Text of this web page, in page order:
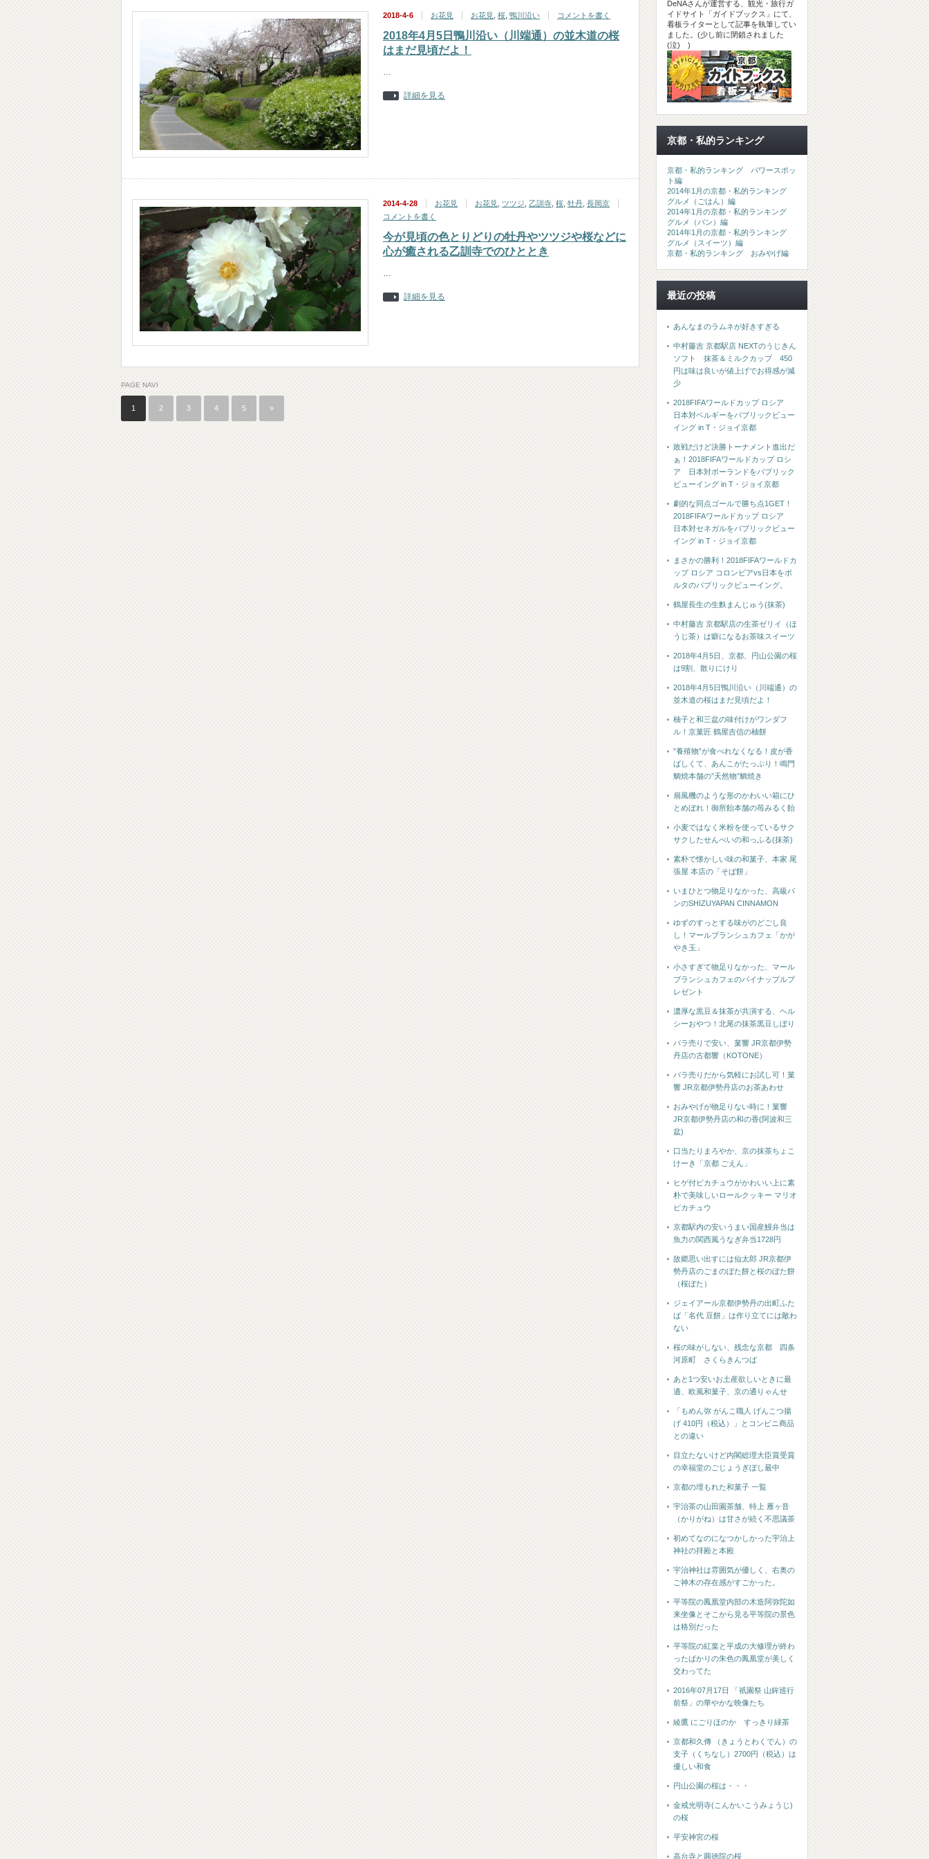
2018-4-6 お花見 お花見 桜 鴨川沿い コメントを書く
2018年4月5日鴨川沿い（川端通）の並木道の桜
はまだ見頃だよ！
…
詳細を見る
2014-4-28 お花見 お花見 ツツジ 乙訓寺 桜 牡丹 長岡京
コメントを書く
今が見頃の色とりどりの牡丹やツツジや桜などに
心が癒される乙訓寺でのひととき
…
詳細を見る
PAGE NAVI
1 2 3 4 5 »
DeNAさんが運営する、観光・旅行ガ
イドサイト「ガイドブックス」にて、
看板ライターとして記事を執筆してい
ました。(少し前に閉鎖されました
(泣) )
京都・私的ランキング
京都・私的ランキング パワースポッ
ト編
2014年1月の京都・私的ランキング
グルメ（ごはん）編
2014年1月の京都・私的ランキング
グルメ（パン）編
2014年1月の京都・私的ランキング
グルメ（スイーツ）編
京都・私的ランキング おみやげ編
最近の投稿
あんなまのラムネが好きすぎる
中村藤吉 京都駅店 NEXTのうじきん
ソフト 抹茶＆ミルクカップ 450
円は味は良いが値上げでお得感が減
少
2018FIFAワールドカップ ロシア
日本対ベルギーをパブリックビュー
イング in T・ジョイ京都
敗戦だけど決勝トーナメント進出だ
ぁ！2018FIFAワールドカップ ロシ
ア 日本対ポーランドをパブリック
ビューイング in T・ジョイ京都
劇的な同点ゴールで勝ち点1GET！
2018FIFAワールドカップ ロシア
日本対セネガルをパブリックビュー
イング in T・ジョイ京都
まさかの勝利！2018FIFAワールドカ
ップ ロシア コロンビアvs日本をポ
ルタのパブリックビューイング。
鶴屋長生の生麩まんじゅう(抹茶)
中村藤吉 京都駅店の生茶ゼリイ（ほ
うじ茶）は癖になるお茶味スイーツ
2018年4月5日、京都、円山公園の桜
は9割、散りにけり
2018年4月5日鴨川沿い（川端通）の
並木道の桜はまだ見頃だよ！
柚子と和三盆の味付けがワンダフ
ル！京菓匠 鶴屋吉信の柚餅
”養殖物”が食べれなくなる！皮が香
ばしくて、あんこがたっぷり！鳴門
鯛焼本舗の”天然物”鯛焼き
扇風機のような形のかわいい箱にひ
とめぼれ！御所飴本舗の苺みるく飴
小麦ではなく米粉を使っているサク
サクしたせんべいの和っふる(抹茶)
素朴で懐かしい味の和菓子、本家 尾
張屋 本店の「そば餅」
いまひとつ物足りなかった、高級パ
ンのSHIZUYAPAN CINNAMON
ゆずのすっとする味がのどごし良
し！マールブランシュカフェ「かが
やき玉」
小さすぎて物足りなかった、マール
ブランシュカフェのパイナップルプ
レゼント
濃厚な黒豆＆抹茶が共演する、ヘル
シーおやつ！北尾の抹茶黒豆しぼり
バラ売りで安い、菓響 JR京都伊勢
丹店の古都響（KOTONE）
バラ売りだから気軽にお試し可！菓
響 JR京都伊勢丹店のお茶あわせ
おみやげが物足りない時に！菓響
JR京都伊勢丹店の和の香(阿波和三
盆)
口当たりまろやか、京の抹茶ちょこ
けーき「京都 ごえん」
ヒゲ付ピカチュウがかわいい上に素
朴で美味しいロールクッキー マリオ
ピカチュウ
京都駅内の安いうまい国産鰻弁当は
魚力の関西風うなぎ弁当1728円
故郷思い出すには仙太郎 JR京都伊
勢丹店のごまのぼた餅と桜のぼた餅
（桜ぼた）
ジェイアール京都伊勢丹の出町ふた
ば「名代 豆餅」は作り立てには敵わ
ない
桜の味がしない、残念な京都 四条
河原町 さくらきんつば
あと1つ安いお土産欲しいときに最
適、欧風和菓子、京の通りゃんせ
「もめん弥 がんこ職人 げんこつ揚
げ 410円（税込）」とコンビニ商品
との違い
目立たないけど内閣総理大臣賞受賞
の幸福堂のごじょうぎぼし最中
京都の埋もれた和菓子 一覧
宇治茶の山田園茶舗、特上 雁ヶ音
（かりがね）は甘さが続く不思議茶
初めてなのになつかしかった宇治上
神社の拝殿と本殿
宇治神社は雰囲気が優しく、右奥の
ご神木の存在感がすごかった。
平等院の鳳凰堂内部の木造阿弥陀如
来坐像とそこから見る平等院の景色
は格別だった
平等院の紅葉と平成の大修理が終わ
ったばかりの朱色の鳳凰堂が美しく
交わってた
2016年07月17日 「祇園祭 山鉾巡行
前祭」の華やかな映像たち
綾鷹 にごりほのか すっきり緑茶
京都和久傳 （きょうとわくでん）の
支子（くちなし）2700円（税込）は
優しい和食
円山公園の桜は・・・
金戒光明寺(こんかいこうみょうじ)
の桜
平安神宮の桜
高台寺と圓徳院の桜